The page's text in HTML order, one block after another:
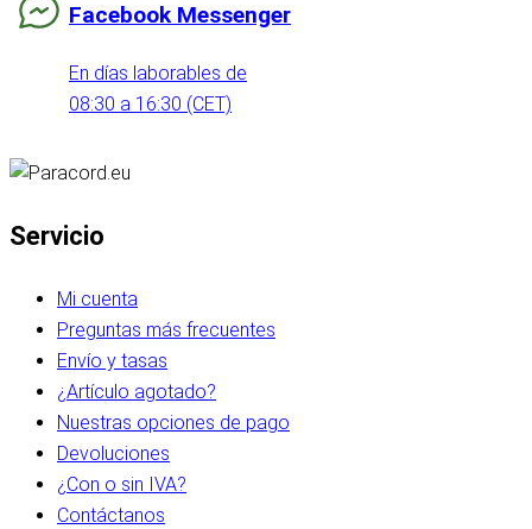
Facebook Messenger
En días laborables de
08:30 a 16:30 (CET)
Servicio
Mi cuenta
Preguntas más frecuentes
Envío y tasas
¿Artículo agotado?
Nuestras opciones de pago
Devoluciones
¿Con o sin IVA?
Contáctanos